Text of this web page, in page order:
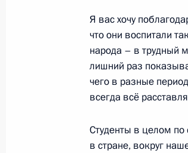
конкурсов
23 января 2024 года,
11 января 2024
Встреча с
округа
Я вас хочу
что они воспитали
народа – в трудный
лишний раз
чего в разные
всегда всё
Студенты в целом по
в стране, вокруг